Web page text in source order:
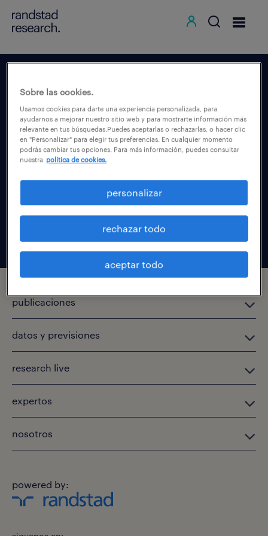
regístrate en
randstad research
Accede de forma completa, rápida y
sencilla a todos nuestros estudios y
iniciar registro
publicaciones
datos y previsiones
research live
expertos
nosotros
powered by:
Sobre las cookies.
Usamos cookies para darte una experiencia personalizada, para
ayudarnos a mejorar nuestro sitio web y para mostrarte información más
relevante en tus búsquedas.Puedes aceptarlas o rechazarlas, o hacer clic
en "Personalizar" para elegir tus preferencias. En cualquier momento
podrás cambiar tus opciones. Para más información, puedes consultar
nuestra política de cookies.
personalizar
rechazar todo
aceptar todo